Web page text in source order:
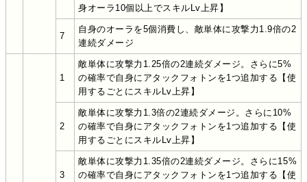
身オーラ10個以上でスキルLv上昇】
7
自身のオーラを5個消費し、敵単体に攻撃力1.9倍の2
連続ダメージ
1
敵単体に攻撃力1.25倍の2連続ダメージ。さらに5%
の確率で自身にアタックフォトンを1つ追加する【使
用するごとにスキルLv上昇】
2
敵単体に攻撃力1.3倍の2連続ダメージ。さらに10%
の確率で自身にアタックフォトンを1つ追加する【使
用するごとにスキルLv上昇】
3
敵単体に攻撃力1.35倍の2連続ダメージ。さらに15%
の確率で自身にアタックフォトンを1つ追加する【使